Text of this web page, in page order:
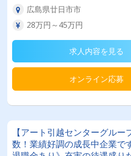
広島県廿日市市
28万円～45万円
求人内容を見る
オンライン応募
【アート引越センターグル
数！業績好調の成長中企業で